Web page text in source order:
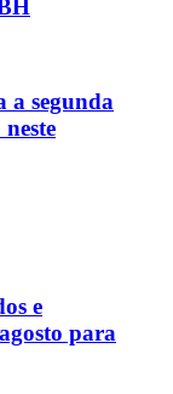
a segunda
e
para